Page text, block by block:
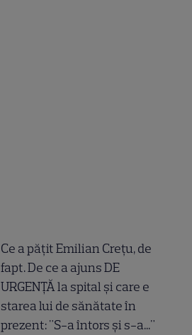
Ce a pățit Emilian Crețu, de
fapt. De ce a ajuns DE
URGENȚĂ la spital și care e
starea lui de sănătate în
prezent: "S-a întors și s-a..."